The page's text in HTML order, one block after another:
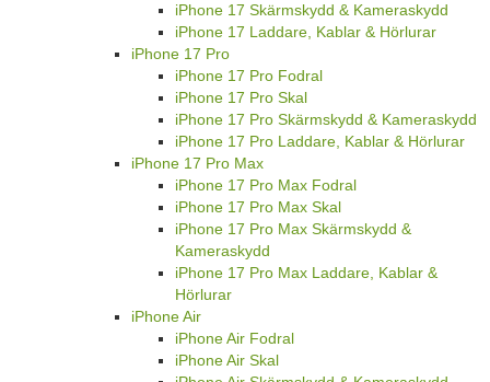
iPhone 17 Skärmskydd & Kameraskydd
iPhone 17 Laddare, Kablar & Hörlurar
iPhone 17 Pro
iPhone 17 Pro Fodral
iPhone 17 Pro Skal
iPhone 17 Pro Skärmskydd & Kameraskydd
iPhone 17 Pro Laddare, Kablar & Hörlurar
iPhone 17 Pro Max
iPhone 17 Pro Max Fodral
iPhone 17 Pro Max Skal
iPhone 17 Pro Max Skärmskydd &
Kameraskydd
iPhone 17 Pro Max Laddare, Kablar &
Hörlurar
iPhone Air
iPhone Air Fodral
iPhone Air Skal